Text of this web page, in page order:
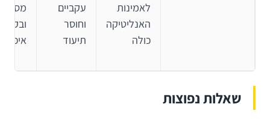
לאמינות
האנליטיקה
כולה
עקביים
וחוסר
תיעוד
מסודר
ובקרת
איכות
שאלות נפוצות